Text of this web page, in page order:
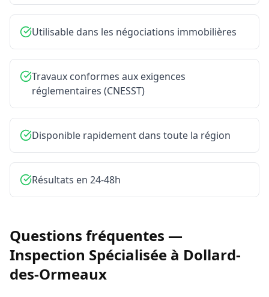
Utilisable dans les négociations immobilières
Travaux conformes aux exigences
réglementaires (CNESST)
Disponible rapidement dans toute la région
Résultats en 24-48h
Questions fréquentes —
Inspection Spécialisée à Dollard-
des-Ormeaux